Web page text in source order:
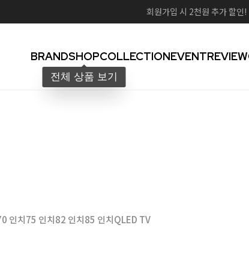
회원가입 시 2천원 추가 할인!
BRANDSHOPCOLLECTIONEVENTREVIEW
인치75 인치82 인치85 인치QLED TV